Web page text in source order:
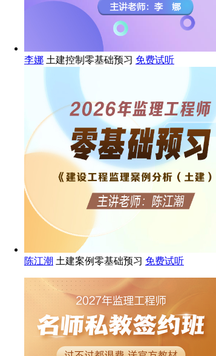
李娜 土建控制零基础预习 免费试听
陈江潮 土建案例零基础预习 免费试听